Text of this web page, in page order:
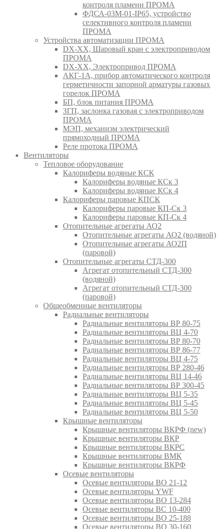
контроля пламени ПРОМА
ФДСА-03М-01-IP65, устройство
селективного контроля пламени
ПРОМА
Устройства автоматизации ПРОМА
DX-XX, Шаровый кран c электроприводом
ПРОМА
DX-XX, Электропривод ПРОМА
АКГ-1А, прибор автоматического контроля
герметичности запорной арматуры газовых
горелок ПРОМА
БП, блок питания ПРОМА
ЗГП, заслонка газовая с электроприводом
ПРОМА
МЭП, механизм электрический
прямоходный ПРОМА
Реле протока ПРОМА
Вентиляторы
Тепловое оборудование
Калориферы водяные КСК
Калориферы водяные КСк 3
Калориферы водяные КСк 4
Калориферы паровые КПСК
Калориферы паровые КП-Ск 3
Калориферы паровые КП-Ск 4
Отопительные агрегаты АО2
Отопительные агрегаты АО2 (водяной)
Отопительные агрегаты АО2П
(паровой)
Отопительные агрегаты СТД-300
Агрегат отопительный СТД-300
(водяной)
Агрегат отопительный СТД-300
(паровой)
Общеобменные вентиляторы
Радиальные вентиляторы
Радиальные вентиляторы ВР 80-75
Радиальные вентиляторы ВЦ 4-70
Радиальные вентиляторы ВР 80-70
Радиальные вентиляторы ВР 86-77
Радиальные вентиляторы ВЦ 4-75
Радиальные вентиляторы ВР 280-46
Радиальные вентиляторы ВЦ 14-46
Радиальные вентиляторы ВР 300-45
Радиальные вентиляторы ВЦ 5-35
Радиальные вентиляторы ВЦ 5-45
Радиальные вентиляторы ВЦ 5-50
Крышные вентиляторы
Крышные вентиляторы ВКРФ (new)
Крышные вентиляторы ВКР
Крышные вентиляторы ВКРС
Крышные вентиляторы ВМК
Крышные вентиляторы ВКРФ
Осевые вентиляторы
Осевые вентиляторы ВО 21-12
Осевые вентиляторы YWF
Осевые вентиляторы ВО 13-284
Осевые вентиляторы ВС 10-400
Осевые вентиляторы ВО 25-188
Осевые вентиляторы ВО 30-160